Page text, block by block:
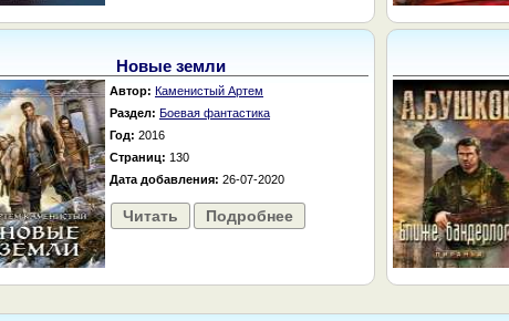
Новые земли
Автор: Каменистый Артем
Раздел: Боевая фантастика
Год: 2016
Страниц: 130
Дата добавления: 26-07-2020
Читать Подробнее